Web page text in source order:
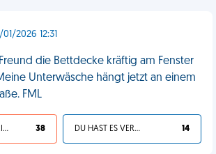
2026 12:31
die Bettdecke kräftig am Fenster
Unterwäsche hängt jetzt an einem
FML
ICH STIMME ZU, DEIN LEBEN IST SCHEISSE 38 DU HAST ES VERDIENT 14